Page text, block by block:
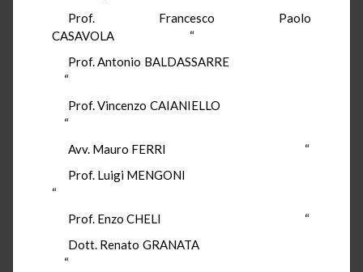
Prof. Francesco Paolo
CASAVOLA “
Prof. Antonio BALDASSARRE
“
Prof. Vincenzo CAIANIELLO
“
Avv. Mauro FERRI “
Prof. Luigi MENGONI
“
Prof. Enzo CHELI “
Dott. Renato GRANATA
“